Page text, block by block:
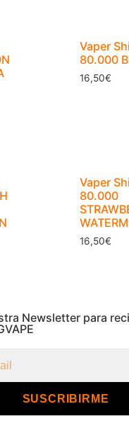
Vaper
80.000
16,50€
Vaper
80.000
16,50€
Newsletter para
SUSCRIBIRME